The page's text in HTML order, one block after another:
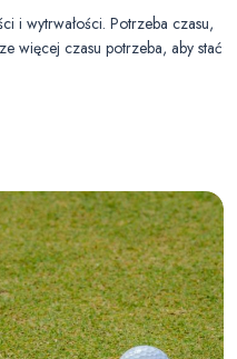
i wytrwałości. Potrzeba czasu,
więcej czasu potrzeba, aby stać